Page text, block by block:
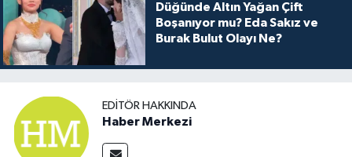
Düğünde Altın Yağan Çift
Boşanıyor mu? Eda Sakız ve
Burak Bulut Olayı Ne?
EDITÖR HAKKINDA
Haber Merkezi